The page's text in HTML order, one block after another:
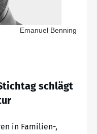
Emanuel Benning
schlägt
in Familien-,